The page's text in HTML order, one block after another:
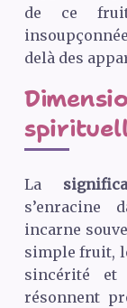
de ce
delà des
La
s’enracine
incarne
simple fruit,
sincérité et
résonnent